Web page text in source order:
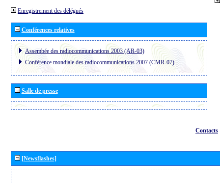
Enregistrement des délégués
Conférences relatives
Assembée des radiocommunications 2003 (AR-03)
Conférence mondiale des radiocommunications 2007 (CMR-07)
Salle de presse
Contacts
[Newsflashes]